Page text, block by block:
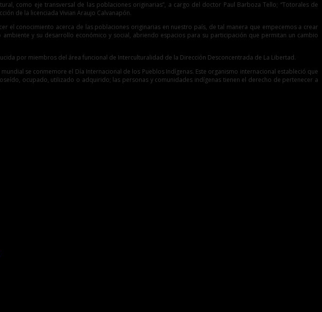
como eje transversal de las poblaciones originarias”, a cargo del doctor Paul Barboza Tello; “Totorales de
de la licenciada Vivian Araujo Calvanapón.
conocimiento acerca de las poblaciones originarias en nuestro país, de tal manera que empecemos a crear
y su desarrollo económico y social, abriendo espacios para su participación que permitan un cambio
por miembros del área funcional de Interculturalidad de la Dirección Desconcentrada de La Libertad.
se conmemore el Día Internacional de los Pueblos Indígenas. Este organismo internacional estableció que
ocupado, utilizado o adquirido; las personas y comunidades indígenas tienen el derecho de pertenecer a